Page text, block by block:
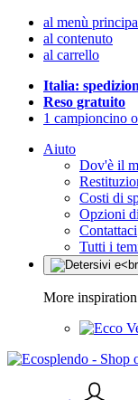
al menù
al contenuto
al carrello
Italia:
Reso gratuito
1 campioncino
Aiuto
Dov'è il
Costi di
Opzioni
Contattaci
Tutti i
More inspiration